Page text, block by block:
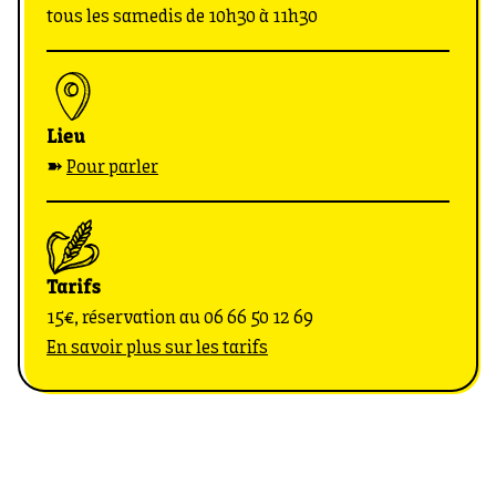
tous les samedis de 10h30 à 11h30
Lieu
➽ Pour parler
Tarifs
15€, réservation au06 66 50 12 69
En savoir plus sur les tarifs